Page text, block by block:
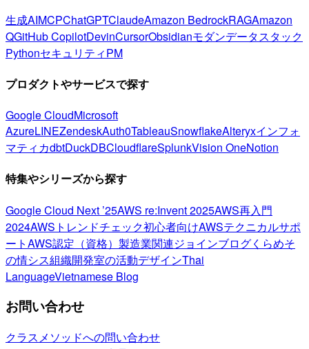
生成AIMCPChatGPTClaudeAmazon BedrockRAGAmazon
QGitHub CopilotDevinCursorObsidianモダンデータスタック
PythonセキュリティPM
プロダクトやサービスで探す
Google CloudMicrosoft
AzureLINEZendeskAuth0TableauSnowflakeAlteryxインフォ
マティカdbtDuckDBCloudflareSplunkVision OneNotion
特集やシリーズから探す
Google Cloud Next ’25AWS re:Invent 2025AWS再入門
2024AWSトレンドチェック初心者向けAWSテクニカルサポ
ートAWS認定（資格） 製造業関連ジョインブログくらめそ
の情シス組織開発室の活動デザインThai
LanguageVietnamese Blog
お問い合わせ
クラスメソッドへの問い合わせ